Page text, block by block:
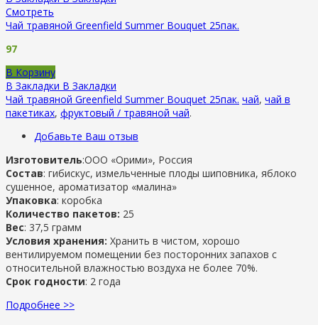
Смотреть
Чай травяной Greenfield Summer Bouquet 25пак.
97
В Корзину
В Закладки В Закладки
Чай травяной Greenfield Summer Bouquet 25пак. чай, чай в
пакетиках, фруктовый / травяной чай.
Добавьте Ваш отзыв
Изготовитель:ООО «Орими», Россия
Состав: гибискус, измельченные плоды шиповника, яблоко
сушенное, ароматизатор «малина»
Упаковка: коробка
Количество пакетов: 25
Вес: 37,5 грамм
Условия хранения: Хранить в чистом, хорошо
вентилируемом помещении без посторонних запахов с
относительной влажностью воздуха не более 70%.
Срок годности: 2 года
Подробнее >>